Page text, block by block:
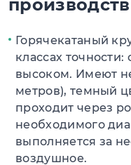
производств
Горячекатаный
классах
высоком. Имеют
метров), темный
проходит через
необходимого
выполняется за
воздушное.